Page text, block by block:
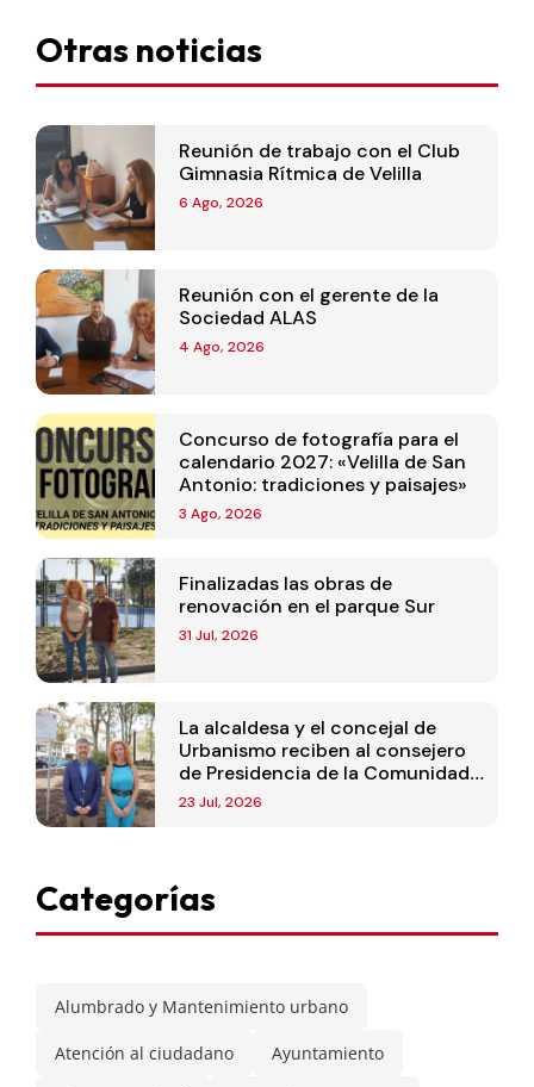
Otras noticias
Reunión de trabajo con el Club
Gimnasia Rítmica de Velilla
6 Ago, 2026
Reunión con el gerente de la
Sociedad ALAS
4 Ago, 2026
Concurso de fotografía para el
calendario 2027: «Velilla de San
Antonio: tradiciones y paisajes»
3 Ago, 2026
Finalizadas las obras de
renovación en el parque Sur
31 Jul, 2026
La alcaldesa y el concejal de
Urbanismo reciben al consejero
de Presidencia de la Comunidad
de Madrid
23 Jul, 2026
Categorías
Alumbrado y Mantenimiento urbano
Atención al ciudadano Ayuntamiento